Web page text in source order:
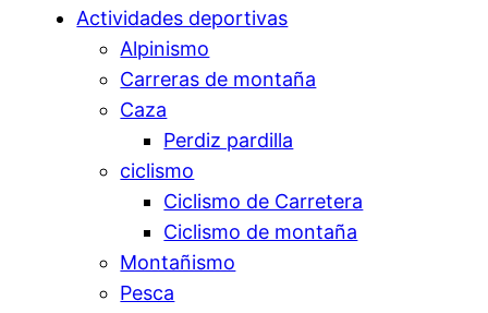
Actividades deportivas
Alpinismo
Carreras de montaña
Caza
Perdiz pardilla
ciclismo
Ciclismo de Carretera
Ciclismo de montaña
Montañismo
Pesca